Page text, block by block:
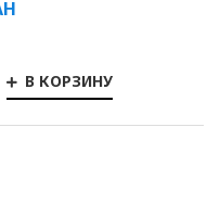
В КОРЗИНУ